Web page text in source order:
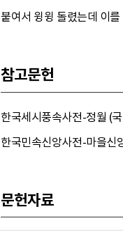
붙여서 윙윙 돌렸는데 이를
참고문헌
한국세시풍속사전-정월 (
한국민속신앙사전-마을신
문헌자료